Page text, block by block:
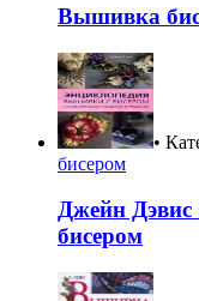
Вышивка
•
бисером
Джейн
бисером